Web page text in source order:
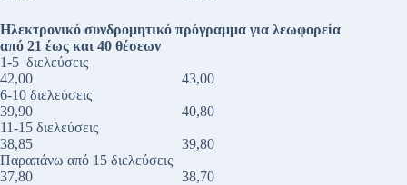
Ηλεκτρονικό συνδρομητικό πρόγραμμα για λεωφορεία
από 21 έως και 40 θέσεων
1-5 διελεύσεις
42,00 43,00
6-10 διελεύσεις
39,90 40,80
11-15 διελεύσεις
38,85 39,80
Παραπάνω από 15 διελεύσεις
37,80 38,70